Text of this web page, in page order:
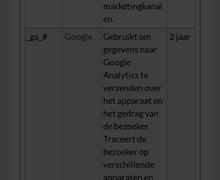
marketingkanal
en.
_ga_# Google
Gebruikt om
gegevens naar
Google
Analytics te
verzenden over
het apparaat en
het gedrag van
de bezoeker.
Traceert de
bezoeker op
verschillende
apparaten en
2 jaar